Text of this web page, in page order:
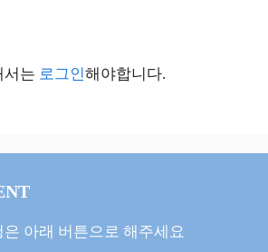
서는 로그인해야합니다.
아래 버튼으로 해주세요